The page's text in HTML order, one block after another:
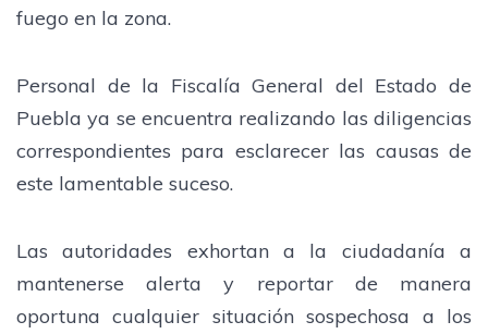
fuego en la zona.
Personal de la Fiscalía General del Estado de
Puebla ya se encuentra realizando las diligencias
correspondientes para esclarecer las causas de
este lamentable suceso.
Las autoridades exhortan a la ciudadanía a
mantenerse alerta y reportar de manera
oportuna cualquier situación sospechosa a los